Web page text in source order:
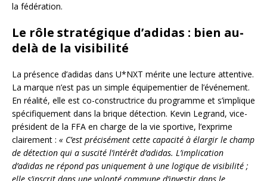
la fédération.
Le rôle stratégique d’adidas : bien au-
delà de la visibilité
La présence d’adidas dans U*NXT mérite une lecture attentive.
La marque n’est pas un simple équipementier de l’événement.
En réalité, elle est co-constructrice du programme et s’implique
spécifiquement dans la brique détection. Kevin Legrand, vice-
président de la FFA en charge de la vie sportive, l’exprime
clairement : « C’est précisément cette capacité à élargir le champ
de détection qui a suscité l’intérêt d’adidas. L’implication
d’adidas ne répond pas uniquement à une logique de visibilité ;